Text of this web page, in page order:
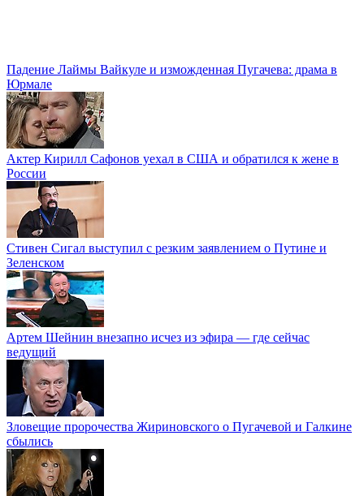
Падение Лаймы Вайкуле и изможденная Пугачева: драма в
Юрмале
Актер Кирилл Сафонов уехал в США и обратился к жене в
России
Стивен Сигал выступил с резким заявлением о Путине и
Зеленском
Артем Шейнин внезапно исчез из эфира — где сейчас
ведущий
Зловещие пророчества Жириновского о Пугачевой и Галкине
сбылись